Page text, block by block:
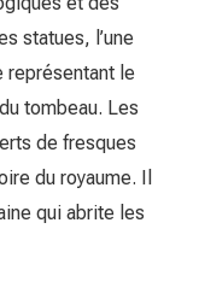
statues, l’une
représentant le
tombeau. Les
de fresques
du royaume. Il
qui abrite les